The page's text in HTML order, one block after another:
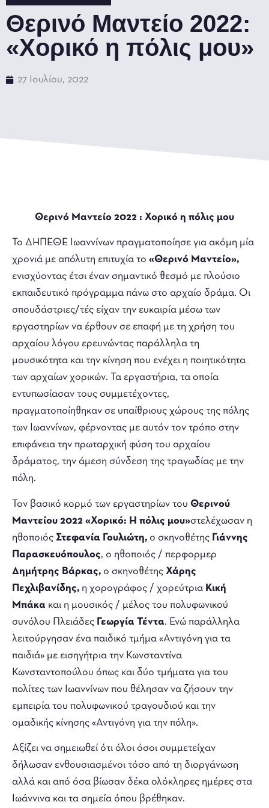
Θερινό Μαντείο 2022:
«Χορικό η πόλις μου»
27 Ιουλίου, 2022
Θερινό Μαντείο 2022 : Χορικό η πόλις μου
Το ΔΗΠΕΘΕ Ιωαννίνων πραγματοποίησε για ακόμη μία
χρονιά με απόλυτη επιτυχία το «Θερινό Μαντείο»,
ενισχύοντας έτσι έναν σημαντικό θεσμό με πλούσιο
εκπαιδευτικό πρόγραμμα πάνω στο αρχαίο δράμα. Οι
σπουδάστριες/τές είχαν την ευκαιρία μέσω των
εργαστηρίων να έρθουν σε επαφή με τη χρήση του
αρχαίου λόγου ερευνώντας παράλληλα τη
μουσικότητα και την κίνηση που ενέχει η ποιητικότητα
των αρχαίων χορικών. Τα εργαστήρια, τα οποία
εντυπωσίασαν τους συμμετέχοντες,
πραγματοποίηθηκαν σε υπαίθριους χώρους της πόλης
των Ιωαννίνων, φέρνοντας με αυτόν τον τρόπο στην
επιφάνεια την πρωταρχική φύση του αρχαίου
δράματος, την άμεση σύνδεση της τραγωδίας με την
πόλη.
Τον βασικό κορμό των εργαστηρίων του Θερινού
Μαντείου 2022 «Χορικό: Η πόλις μου»στελέχωσαν η
ηθοποιός Στεφανία Γουλιώτη, ο σκηνοθέτης Γιάννης
Παρασκευόπουλος, ο ηθοποιός / περφορμερ
Δημήτρης Βάρκας, ο σκηνοθέτης Χάρης
Πεχλιβανίδης, η χορογράφος / χορεύτρια Κική
Μπάκα και η μουσικός / μέλος του πολυφωνικού
συνόλου Πλειάδες Γεωργία Τέντα. Ενώ παράλληλα
λειτούργησαν ένα παιδικό τμήμα «Αντιγόνη για τα
παιδιά» με εισηγήτρια την Κωνσταντίνα
Κωνσταντοπούλου όπως και δύο τμήματα για του
πολίτες των Ιωαννίνων που θέλησαν να ζήσουν την
εμπειρία του πολυφωνικού τραγουδιού και την
ομαδικής κίνησης «Αντιγόνη για την πόλη».
Αξίζει να σημειωθεί ότι όλοι όσοι συμμετείχαν
δήλωσαν ενθουσιασμένοι τόσο από τη διοργάνωση
αλλά και από όσα βίωσαν δέκα ολόκληρες ημέρες στα
Ιωάννινα και τα σημεία όπου βρέθηκαν.